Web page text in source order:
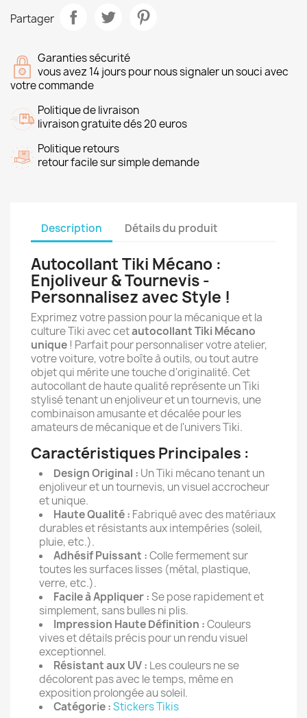
Partager
Garanties sécurité
vous avez 14 jours pour nous signaler un souci avec
votre commande
Politique de livraison
livraison gratuite dés 20 euros
Politique retours
retour facile sur simple demande
Description Détails du produit
Autocollant Tiki Mécano :
Enjoliveur & Tournevis -
Personnalisez avec Style !
Exprimez votre passion pour la mécanique et la
culture Tiki avec cetautocollant Tiki Mécano
unique ! Parfait pour personnaliser votre atelier,
votre voiture, votre boîte à outils, ou tout autre
objet qui mérite une touche d'originalité. Cet
autocollant de haute qualité représente un Tiki
stylisé tenant un enjoliveur et un tournevis, une
combinaison amusante et décalée pour les
amateurs de mécanique et de l'univers Tiki.
Caractéristiques Principales :
Design Original : Un Tiki mécano tenant un
enjoliveur et un tournevis, un visuel accrocheur
et unique.
Haute Qualité : Fabriqué avec des matériaux
durables et résistants aux intempéries (soleil,
pluie, etc.).
Adhésif Puissant :Colle fermement sur
toutes les surfaces lisses (métal, plastique,
verre, etc.).
Facile à Appliquer :Se pose rapidement et
simplement, sans bulles ni plis.
Impression Haute Définition :Couleurs
vives et détails précis pour un rendu visuel
exceptionnel.
Résistant aux UV : Les couleurs ne se
décolorent pas avec le temps, même en
exposition prolongée au soleil.
Catégorie :Stickers Tikis